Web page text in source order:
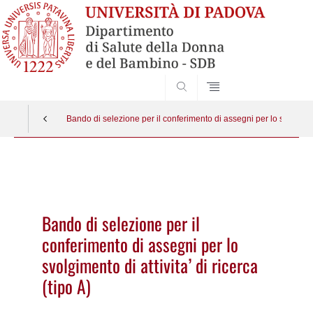
Bando di selezione per il conferimento di assegni per lo
Bando di selezione per il
conferimento di assegni per lo
svolgimento di attivita’ di ricerca
(tipo A)